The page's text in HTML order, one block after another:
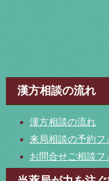
漢方相談の流れ
漢方相談の流れ
来局相談の予約フ
お問合せご相談フ